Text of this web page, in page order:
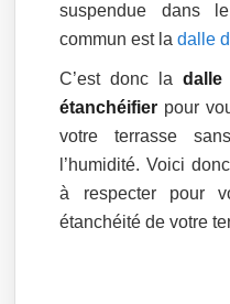
suspendue dans
commun est ladalle
C’est donc la
étanchéifier pour
votre terrasse
l’humidité. Voici
à respecter pour
étanchéité de votre